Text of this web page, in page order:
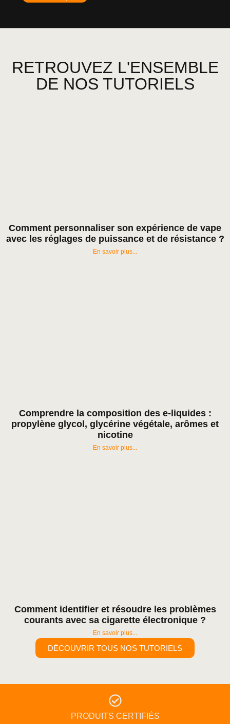
RETROUVEZ L'ENSEMBLE
DE NOS TUTORIELS
Comment personnaliser son expérience de vape
avec les réglages de puissance et de résistance ?
En savoir plus...
Comprendre la composition des e-liquides :
propylène glycol, glycérine végétale, arômes et
nicotine
En savoir plus...
Comment identifier et résoudre les problèmes
courants avec sa cigarette électronique ?
En savoir plus...
DÉCOUVRIR TOUS NOS TUTORIELS
PRODUITS CERTIFIÉS